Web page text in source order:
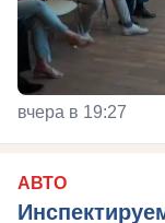
вчера в 19:27
АВТО